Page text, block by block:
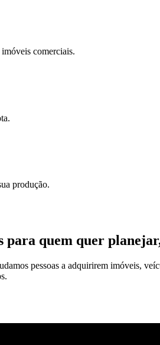
comerciais.
produção.
para quem quer
pessoas a adquirirem imóveis,